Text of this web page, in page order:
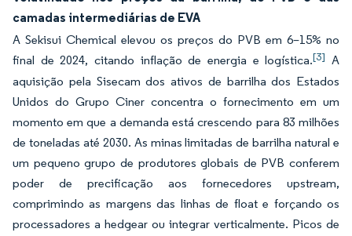
camadas intermediárias de EVA
A Sekisui Chemical elevou os preços do PVB em 6–15% no
final de 2024, citando inflação de energia e logística.[3] A
aquisição pela Sisecam dos ativos de barrilha dos Estados
Unidos do Grupo Ciner concentra o fornecimento em um
momento em que a demanda está crescendo para 83 milhões
de toneladas até 2030. As minas limitadas de barrilha natural e
um pequeno grupo de produtores globais de PVB conferem
poder de precificação aos fornecedores upstream,
comprimindo as margens das linhas de float e forçando os
processadores a hedgear ou integrar verticalmente. Picos de